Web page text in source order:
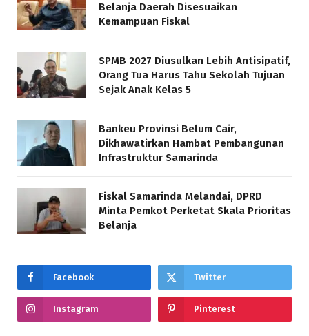
Belanja Daerah Disesuaikan
Kemampuan Fiskal
SPMB 2027 Diusulkan Lebih Antisipatif,
Orang Tua Harus Tahu Sekolah Tujuan
Sejak Anak Kelas 5
Bankeu Provinsi Belum Cair,
Dikhawatirkan Hambat Pembangunan
Infrastruktur Samarinda
Fiskal Samarinda Melandai, DPRD
Minta Pemkot Perketat Skala Prioritas
Belanja
Facebook Twitter
Instagram Pinterest